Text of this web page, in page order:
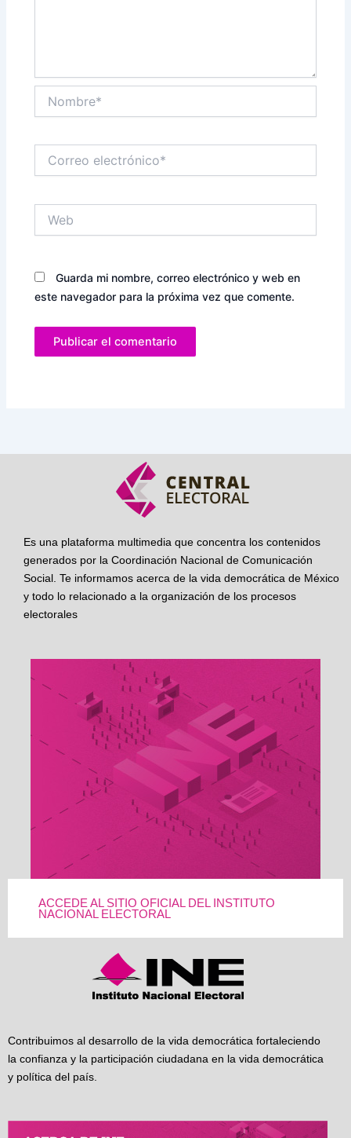
electrónico*
Guarda mi nombre, correo electrónico y web en
este navegador para la próxima vez que comente.
Es una plataforma multimedia que concentra los contenidos
generados por la Coordinación Nacional de Comunicación
Social. Te informamos acerca de la vida democrática de México
y todo lo relacionado a la organización de los procesos
electorales
ACCEDE AL SITIO OFICIAL DEL INSTITUTO
NACIONAL ELECTORAL
Contribuimos al desarrollo de la vida democrática fortaleciendo
la confianza y la participación ciudadana en la vida democrática
y política del país.